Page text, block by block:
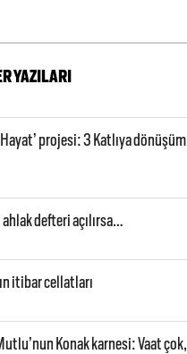
YAZILARI
projesi: 3 Katlıya dönüşüm
defteri açılırsa…
itibar cellatları
Konak karnesi: Vaat çok,